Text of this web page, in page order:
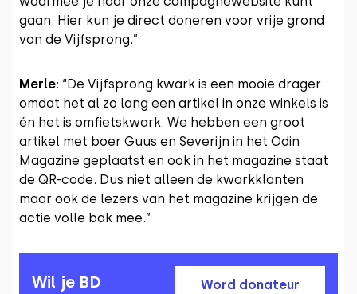
gaan. Hier kun je direct doneren voor vrije grond
van de Vijfsprong.”
Merle: “De Vijfsprong kwark is een mooie drager
omdat het al zo lang een artikel in onze winkels is
én het is omfietskwark. We hebben een groot
artikel met boer Guus en Severijn in het Odin
Magazine geplaatst en ook in het magazine staat
de QR-code. Dus niet alleen de kwarkklanten
maar ook de lezers van het magazine krijgen de
actie volle bak mee.”
Wil je BD
Word donateur